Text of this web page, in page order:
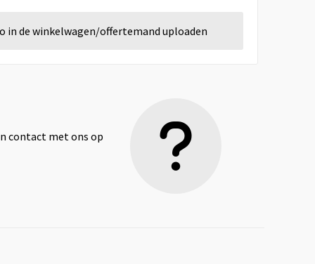
in de winkelwagen/offertemand uploaden
contact met ons op